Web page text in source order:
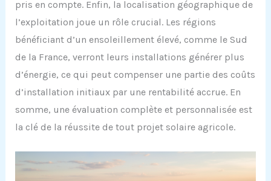
pris en compte. Enfin, la localisation géographique de
l’exploitation joue un rôle crucial. Les régions
bénéficiant d’un ensoleillement élevé, comme le Sud
de la France, verront leurs installations générer plus
d’énergie, ce qui peut compenser une partie des coûts
d’installation initiaux par une rentabilité accrue. En
somme, une évaluation complète et personnalisée est
la clé de la réussite de tout projet solaire agricole.